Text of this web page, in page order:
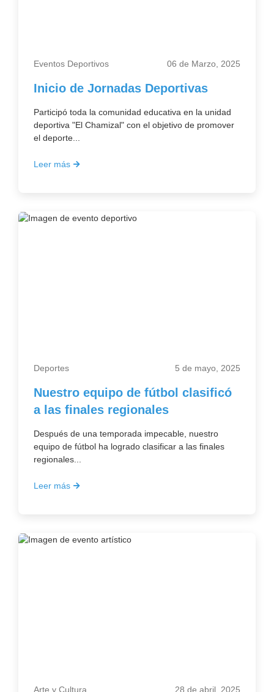
Eventos Deportivos 06 de Marzo, 2025
Inicio de Jornadas Deportivas
Participó toda la comunidad educativa en la unidad
deportiva "El Chamizal" con el objetivo de promover
el deporte...
Leer más
Deportes 5 de mayo, 2025
Nuestro equipo de fútbol clasificó
a las finales regionales
Después de una temporada impecable, nuestro
equipo de fútbol ha logrado clasificar a las finales
regionales...
Leer más
Arte y Cultura 28 de abril, 2025